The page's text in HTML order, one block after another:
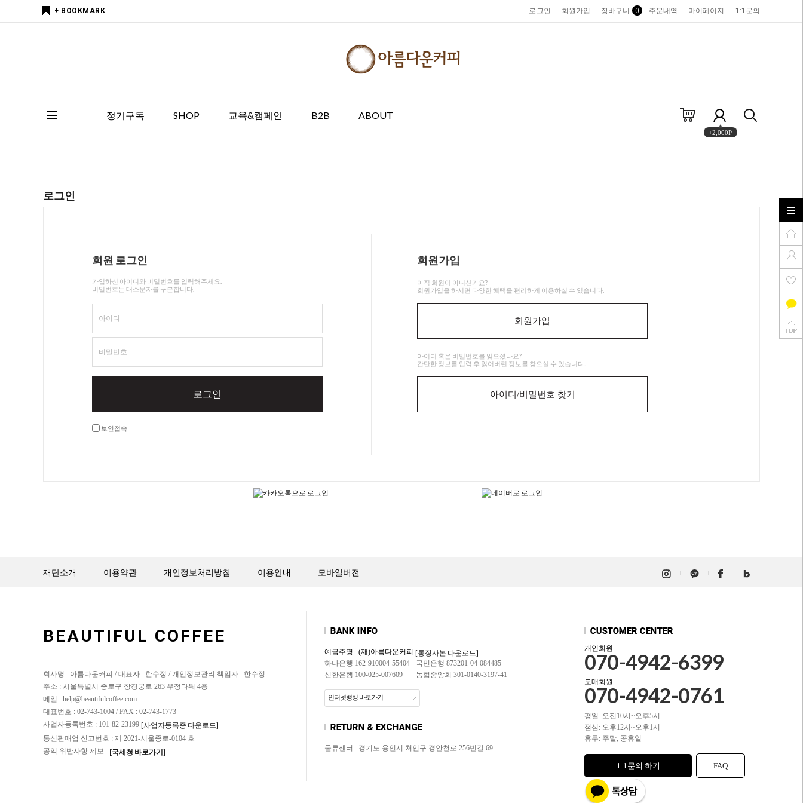
+ BOOKMARK 로그인 회원가입 장바구니 0 주문내역 마이페이지 1:1문의
정기구독 SHOP 교육&캠페인 B2B ABOUT
+2,000P
로그인
회원 로그인
가입하신 아이디와 비밀번호를 입력해주세요.
비밀번호는 대소문자를 구분합니다.
아이디
비밀번호
로그인
보안접속
회원가입
아직 회원이 아니신가요?
회원가입을 하시면 다양한 혜택을 편리하게 이용하실 수 있습니다.
회원가입
아이디 혹은 비밀번호를 잊으셨나요?
간단한 정보를 입력 후 잃어버린 정보를 찾으실 수 있습니다.
아이디/비밀번호 찾기
재단소개 이용약관 개인정보처리방침 이용안내 모바일버전
BEAUTIFUL COFFEE
회사명 : 아름다운커피 / 대표자 : 한수정 / 개인정보관리 책임자 : 한수정
주소 : 서울특별시 종로구 창경궁로 263 우정타워 4층
메일 : help@beautifulcoffee.com
대표번호 : 02-743-1004 / FAX : 02-743-1773
사업자등록번호 : 101-82-23199 [사업자등록증 다운로드]
통신판매업 신고번호 : 제 2021-서울종로-0104 호
공익 위반사항 제보 : [국세청 바로가기]
예금주명 : (재)아름다운커피 [통장사본 다운로드]
하나은행 162-910004-55404
국민은행 873201-04-084485
신한은행 100-025-007609
농협중앙회 301-0140-3197-41
인터넷뱅킹 바로가기
물류센터 : 경기도 용인시 처인구 경안천로 256번길 69
개인회원
070-4942-6399
도매회원
070-4942-0761
평일: 오전10시~오후5시
점심: 오후12시~오후1시
휴무: 주말, 공휴일
1:1문의 하기 FAQ